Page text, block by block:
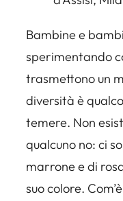
Bambine e
sperimentando
trasmettono un
diversità è
temere. Non
qualcuno no: ci
marrone e di
suo colore.